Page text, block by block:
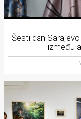
Šesti dan
između